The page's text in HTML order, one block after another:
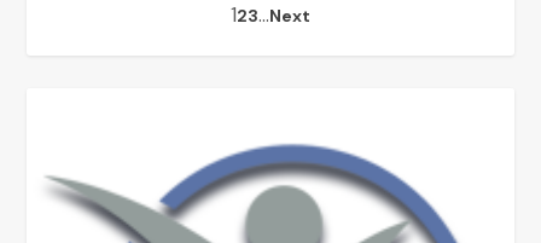
123…Next